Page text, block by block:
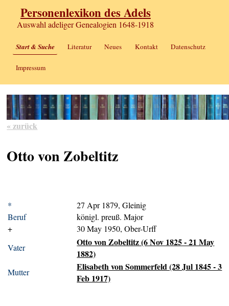
Personenlexikon des Adels
Auswahl adeliger Genealogien 1648-1918
Start & Suche Literatur Neues Kontakt Datenschutz
Impressum
« zurück
Otto von Zobeltitz
*
27 Apr 1879, Gleinig
Beruf
königl. preuß. Major
+
30 May 1950, Ober-Urff
Vater
Otto von Zobeltitz (6 Nov 1825 - 21 May
1882)
Mutter
Elisabeth von Sommerfeld (28 Jul 1845 - 3
Feb 1917)